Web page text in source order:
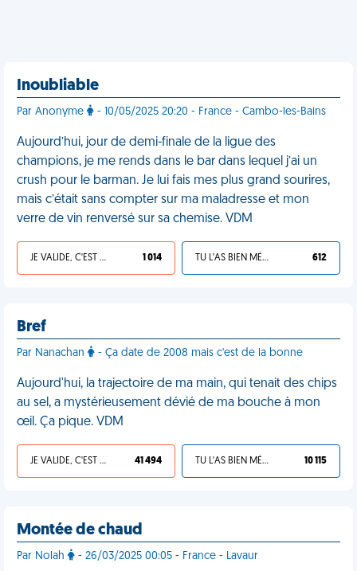
Inoubliable
Par Anonyme - 10/05/2025 20:20 - France - Cambo-les-Bains
Aujourd’hui, jour de demi-finale de la ligue des
champions, je me rends dans le bar dans lequel j’ai un
crush pour le barman. Je lui fais mes plus grand sourires,
mais c’était sans compter sur ma maladresse et mon
verre de vin renversé sur sa chemise. VDM
JE VALIDE, C'EST UNE VDM 1 014 TU L'AS BIEN MÉRITÉ 612
Bref
Par Nanachan - Ça date de 2008 mais c'est de la bonne
Aujourd'hui, la trajectoire de ma main, qui tenait des chips
au sel, a mystérieusement dévié de ma bouche à mon
œil. Ça pique. VDM
JE VALIDE, C'EST UNE VDM 41 494 TU L'AS BIEN MÉRITÉ 10 115
Montée de chaud
Par Nolah - 26/03/2025 00:05 - France - Lavaur